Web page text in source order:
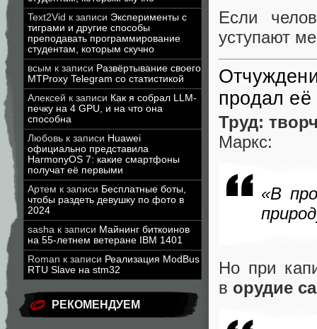
Text2Vid к записи Эксперименты с
тиграми и другие способы
преподавать программирование
студентам, которым скучно
всым к записи Развёртывание своего
MTProxy Telegram со статистикой
Алексей к записи Как я собрал LLM-
печку на 4 GPU, и на что она
способна
Любовь к записи Huawei
официально представила
HarmonyOS 7: какие смартфоны
получат её первыми
Артем к записи Бесплатные боты,
чтобы раздеть девушку по фото в
2024
sasha к записи Майнинг биткоинов
на 55-летнем ветеране IBM 1401
Roman к записи Реализация ModBus
RTU Slave на stm32
РЕКОМЕНДУЕМ
Если
уступают
продал
Труд:
Маркс:
«В
Но при
в орудие